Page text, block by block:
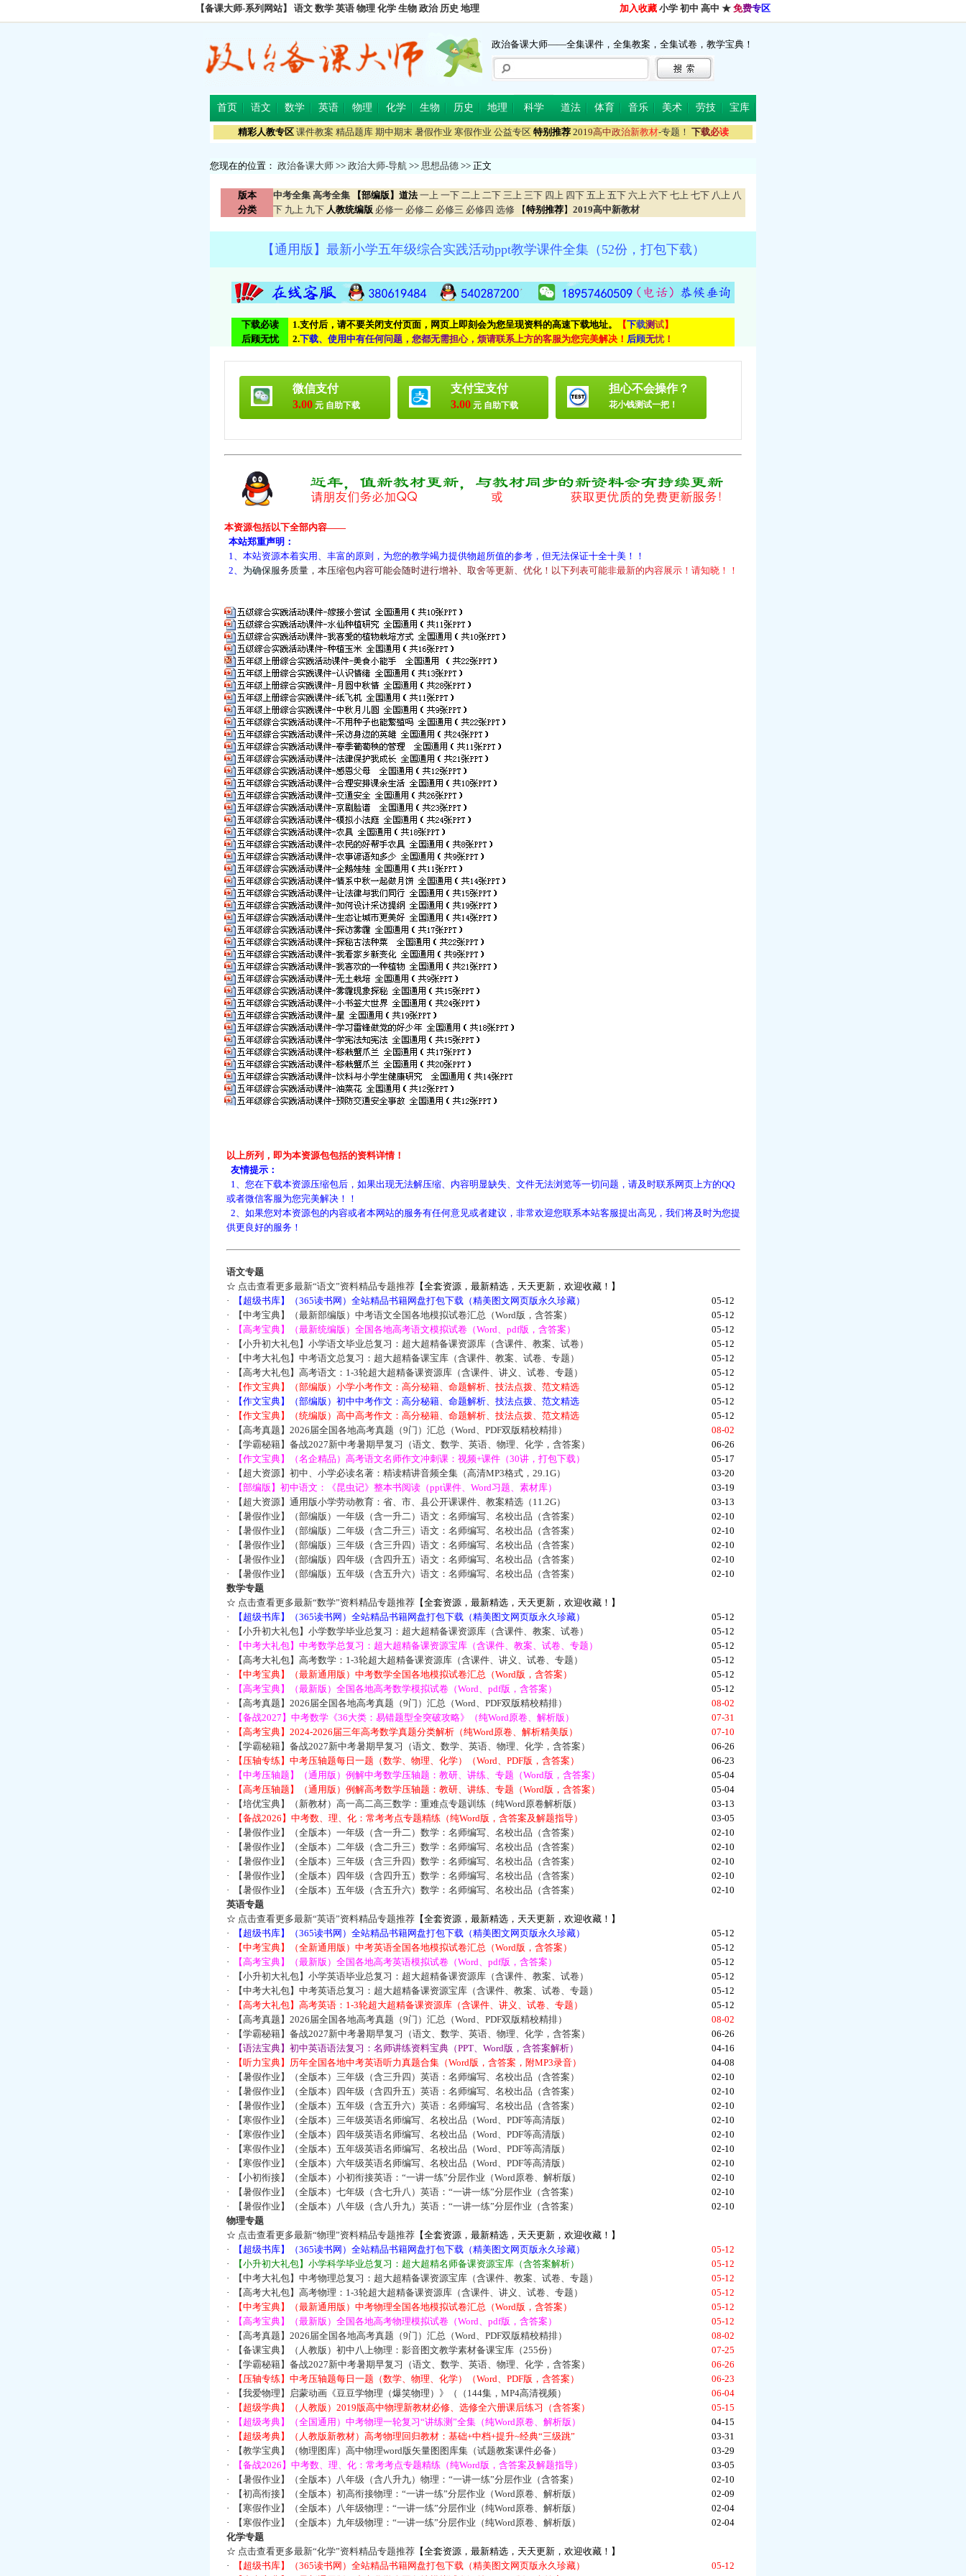
【备课大师-系列网站】 语文 数学 英语 物理 化学 生物 政治 历史 地理 加入收藏 小学 初中 高中 ★ 免费专区
政治备课大师——全集课件，全集教案，全集试卷，教学宝典！
首页 语文 数学 英语 物理 化学 生物 历史 地理 科学 道法 体育 音乐 美术 劳技 宝库
精彩人教专区 课件教案 精品题库 期中期末 暑假作业 寒假作业 公益专区 特别推荐 2019高中政治新教材-专题！ 下载必读
您现在的位置： 政治备课大师 >> 政治大师-导航 >> 思想品德 >> 正文
版本
分类
中考全集 高考全集 【部编版】道法 一上 一下 二上 二下 三上 三下 四上 四下 五上 五下 六上 六下 七上 七下 八上 八
下 九上 九下 人教统编版 必修一 必修二 必修三 必修四 选修 【特别推荐】 2019高中新教材
【通用版】最新小学五年级综合实践活动ppt教学课件全集（52份，打包下载）
下载必读
后顾无忧
1.支付后，请不要关闭支付页面，网页上即刻会为您呈现资料的高速下载地址。 【下载测试】
2.下载、 使用中有任何问题 ， 您都无需担心， 烦请联系上方的客服为您完美解决 ！ 后顾无忧！
微信支付
3.00 元 自助下载
支付宝支付
3.00 元 自助下载
担心不会操作？
花小钱测试一把！
本资源包括以下全部内容——
本站郑重声明：
1、本站资源本着实用、丰富的原则，为您的教学竭力提供物超所值的参考，但无法保证十全十美！！
2、 为确保服务质量 ， 本压缩包内容可能会随时进行增补、 取舍等更新、 优化 ！ 以下列 表可能非最新的内容展示 ！ 请知晓 ！ ！
以上所列，即为本资源包包括的资料详情！
友情提示：
1、您在下载本资源压缩包后，如果出现无法解压缩、内容明显缺失、文件无法浏览等一切问题，请及时联系网页上方的QQ
或者微信客服为您完美解决！！
2、如果您对本资源包的内容或者本网站的服务有任何意见或者建议，非常欢迎您联系本站客服提出高见，我们将及时为您提
供更良好的服务！
语文专题
☆ 点击查看更多最新“语文”资料精品专题推荐【全套资源，最新精选，天天更新，欢迎收藏！】
·
【超级书库】（365读书网）全站精品书籍网盘打包下载（精美图文网页版永久珍藏）
05-12
·
【中考宝典】（最新部编版）中考语文全国各地模拟试卷汇总（Word版，含答案）
05-12
·
【高考宝典】（最新统编版）全国各地高考语文模拟试卷（Word、pdf版，含答案）
05-12
·
【小升初大礼包】小学语文毕业总复习：超大超精备课资源库（含课件、教案、试卷）
05-12
·
【中考大礼包】中考语文总复习：超大超精备课宝库（含课件、教案、试卷、专题）
05-12
·
【高考大礼包】高考语文：1-3轮超大超精备课资源库（含课件、讲义、试卷、专题）
05-12
·
【作文宝典】（部编版）小学小考作文：高分秘籍、命题解析、技法点拨、范文精选
05-12
·
【作文宝典】（部编版）初中中考作文：高分秘籍、命题解析、技法点拨、范文精选
05-12
·
【作文宝典】（统编版）高中高考作文：高分秘籍、命题解析、技法点拨、范文精选
05-12
·
【高考真题】2026届全国各地高考真题（9门）汇总（Word、PDF双版精校精排）
08-02
·
【学霸秘籍】备战2027新中考暑期早复习（语文、数学、英语、物理、化学，含答案）
06-26
·
【作文宝典】（名企精品）高考语文名师作文冲刺课：视频+课件（30讲，打包下载）
05-17
·
【超大资源】初中、小学必读名著：精读精讲音频全集（高清MP3格式，29.1G）
03-20
·
【部编版】初中语文：《昆虫记》整本书阅读（ppt课件、Word习题、素材库）
03-19
·
【超大资源】通用版小学劳动教育：省、市、县公开课课件、教案精选（11.2G）
03-13
·
【暑假作业】（部编版）一年级（含一升二）语文：名师编写、名校出品（含答案）
02-10
·
【暑假作业】（部编版）二年级（含二升三）语文：名师编写、名校出品（含答案）
02-10
·
【暑假作业】（部编版）三年级（含三升四）语文：名师编写、名校出品（含答案）
02-10
·
【暑假作业】（部编版）四年级（含四升五）语文：名师编写、名校出品（含答案）
02-10
·
【暑假作业】（部编版）五年级（含五升六）语文：名师编写、名校出品（含答案）
02-10
数学专题
☆ 点击查看更多最新“数学”资料精品专题推荐【全套资源，最新精选，天天更新，欢迎收藏！】
·
【超级书库】（365读书网）全站精品书籍网盘打包下载（精美图文网页版永久珍藏）
05-12
·
【小升初大礼包】小学数学毕业总复习：超大超精备课资源库（含课件、教案、试卷）
05-12
·
【中考大礼包】中考数学总复习：超大超精备课资源宝库（含课件、教案、试卷、专题）
05-12
·
【高考大礼包】高考数学：1-3轮超大超精备课资源库（含课件、讲义、试卷、专题）
05-12
·
【中考宝典】（最新通用版）中考数学全国各地模拟试卷汇总（Word版，含答案）
05-12
·
【高考宝典】（最新版）全国各地高考数学模拟试卷（Word、pdf版，含答案）
05-12
·
【高考真题】2026届全国各地高考真题（9门）汇总（Word、PDF双版精校精排）
08-02
·
【备战2027】中考数学《36大类：易错题型全突破攻略》（纯Word原卷、解析版）
07-31
·
【高考宝典】2024-2026届三年高考数学真题分类解析（纯Word原卷、解析精美版）
07-10
·
【学霸秘籍】备战2027新中考暑期早复习（语文、数学、英语、物理、化学，含答案）
06-26
·
【压轴专练】中考压轴题每日一题（数学、物理、化学）（Word、PDF版，含答案）
06-23
·
【中考压轴题】（通用版）例解中考数学压轴题：教研、讲练、专题（Word版，含答案）
05-04
·
【高考压轴题】（通用版）例解高考数学压轴题：教研、讲练、专题（Word版，含答案）
05-04
·
【培优宝典】（新教材）高一高二高三数学：重难点专题训练（纯Word原卷解析版）
03-13
·
【备战2026】中考数、理、化：常考考点专题精练（纯Word版，含答案及解题指导）
03-05
·
【暑假作业】（全版本）一年级（含一升二）数学：名师编写、名校出品（含答案）
02-10
·
【暑假作业】（全版本）二年级（含二升三）数学：名师编写、名校出品（含答案）
02-10
·
【暑假作业】（全版本）三年级（含三升四）数学：名师编写、名校出品（含答案）
02-10
·
【暑假作业】（全版本）四年级（含四升五）数学：名师编写、名校出品（含答案）
02-10
·
【暑假作业】（全版本）五年级（含五升六）数学：名师编写、名校出品（含答案）
02-10
英语专题
☆ 点击查看更多最新“英语”资料精品专题推荐【全套资源，最新精选，天天更新，欢迎收藏！】
·
【超级书库】（365读书网）全站精品书籍网盘打包下载（精美图文网页版永久珍藏）
05-12
·
【中考宝典】（全新通用版）中考英语全国各地模拟试卷汇总（Word版，含答案）
05-12
·
【高考宝典】（最新版）全国各地高考英语模拟试卷（Word、pdf版，含答案）
05-12
·
【小升初大礼包】小学英语毕业总复习：超大超精备课资源库（含课件、教案、试卷）
05-12
·
【中考大礼包】中考英语总复习：超大超精备课资源宝库（含课件、教案、试卷、专题）
05-12
·
【高考大礼包】高考英语：1-3轮超大超精备课资源库（含课件、讲义、试卷、专题）
05-12
·
【高考真题】2026届全国各地高考真题（9门）汇总（Word、PDF双版精校精排）
08-02
·
【学霸秘籍】备战2027新中考暑期早复习（语文、数学、英语、物理、化学，含答案）
06-26
·
【语法宝典】初中英语语法复习：名师讲练资料宝典（PPT、Word版，含答案解析）
04-16
·
【听力宝典】历年全国各地中考英语听力真题合集（Word版，含答案，附MP3录音）
04-08
·
【暑假作业】（全版本）三年级（含三升四）英语：名师编写、名校出品（含答案）
02-10
·
【暑假作业】（全版本）四年级（含四升五）英语：名师编写、名校出品（含答案）
02-10
·
【暑假作业】（全版本）五年级（含五升六）英语：名师编写、名校出品（含答案）
02-10
·
【寒假作业】（全版本）三年级英语名师编写、名校出品（Word、PDF等高清版）
02-10
·
【寒假作业】（全版本）四年级英语名师编写、名校出品（Word、PDF等高清版）
02-10
·
【寒假作业】（全版本）五年级英语名师编写、名校出品（Word、PDF等高清版）
02-10
·
【寒假作业】（全版本）六年级英语名师编写、名校出品（Word、PDF等高清版）
02-10
·
【小初衔接】（全版本）小初衔接英语：“一讲一练”分层作业（Word原卷、解析版）
02-10
·
【暑假作业】（全版本）七年级（含七升八）英语：“一讲一练”分层作业（含答案）
02-10
·
【暑假作业】（全版本）八年级（含八升九）英语：“一讲一练”分层作业（含答案）
02-10
物理专题
☆ 点击查看更多最新“物理”资料精品专题推荐【全套资源，最新精选，天天更新，欢迎收藏！】
·
【超级书库】（365读书网）全站精品书籍网盘打包下载（精美图文网页版永久珍藏）
05-12
·
【小升初大礼包】小学科学毕业总复习：超大超精名师备课资源宝库（含答案解析）
05-12
·
【中考大礼包】中考物理总复习：超大超精备课资源宝库（含课件、教案、试卷、专题）
05-12
·
【高考大礼包】高考物理：1-3轮超大超精备课资源库（含课件、讲义、试卷、专题）
05-12
·
【中考宝典】（最新通用版）中考物理全国各地模拟试卷汇总（Word版，含答案）
05-12
·
【高考宝典】（最新版）全国各地高考物理模拟试卷（Word、pdf版，含答案）
05-12
·
【高考真题】2026届全国各地高考真题（9门）汇总（Word、PDF双版精校精排）
08-02
·
【备课宝典】（人教版）初中八上物理：影音图文教学素材备课宝库（255份）
07-25
·
【学霸秘籍】备战2027新中考暑期早复习（语文、数学、英语、物理、化学，含答案）
06-26
·
【压轴专练】中考压轴题每日一题（数学、物理、化学）（Word、PDF版，含答案）
06-23
·
【我爱物理】启蒙动画《豆豆学物理（爆笑物理）》（（144集，MP4高清视频）
06-04
·
【超级学典】（人教版）2019版高中物理新教材必修、选修全六册课后练习（含答案）
05-15
·
【超级考典】（全国通用）中考物理一轮复习“讲练测”全集（纯Word原卷、解析版）
04-15
·
【超级考典】（人教版新教材）高考物理回归教材：基础+中档+提升~经典“三级跳”
03-31
·
【教学宝典】（物理图库）高中物理word版矢量图图库集（试题教案课件必备）
03-29
·
【备战2026】中考数、理、化：常考考点专题精练（纯Word版，含答案及解题指导）
03-05
·
【暑假作业】（全版本）八年级（含八升九）物理：“一讲一练”分层作业（含答案）
02-10
·
【初高衔接】（全版本）初高衔接物理：“一讲一练”分层作业（Word原卷、解析版）
02-09
·
【寒假作业】（全版本）八年级物理：“一讲一练”分层作业（纯Word原卷、解析版）
02-04
·
【寒假作业】（全版本）九年级物理：“一讲一练”分层作业（纯Word原卷、解析版）
02-04
化学专题
☆ 点击查看更多最新“化学”资料精品专题推荐【全套资源，最新精选，天天更新，欢迎收藏！】
·
【超级书库】（365读书网）全站精品书籍网盘打包下载（精美图文网页版永久珍藏）
05-12